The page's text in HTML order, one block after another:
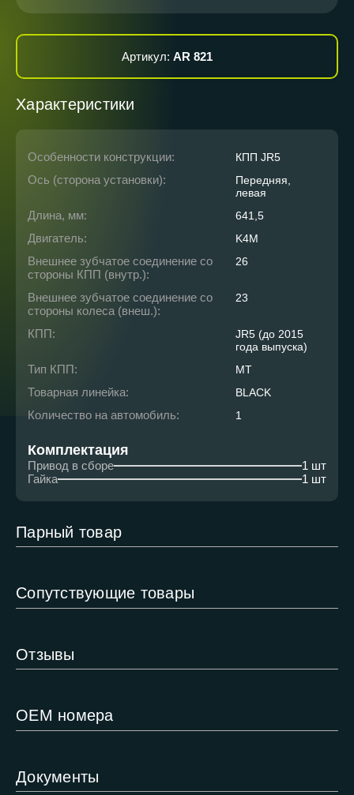
Артикул:AR 821
Характеристики
Особенности конструкции: КПП JR5
Ось (сторона установки):
Передняя,
левая
Длина, мм: 641,5
Двигатель: K4M
Внешнее зубчатое соединение со
стороны КПП (внутр.):
26
Внешнее зубчатое соединение со
стороны колеса (внеш.):
23
КПП:
JR5 (до 2015
года выпуска)
Тип КПП: MT
Товарная линейка: BLACK
Количество на автомобиль: 1
Комплектация
Привод в сборе
1 шт
Гайка
1 шт
Парный товар
Сопутствующие товары
Отзывы
ОЕМ номера
Документы